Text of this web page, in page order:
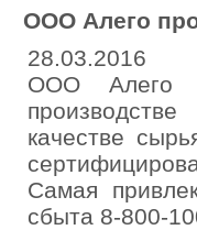
ООО Алего
28.03.2016
ООО Алего
качестве
Самая
сбыта 8-800-